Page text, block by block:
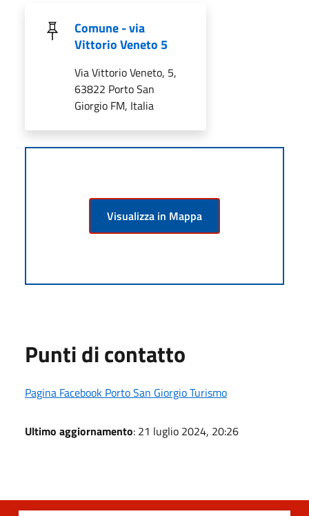
Comune - via
Vittorio Veneto 5
Via Vittorio Veneto, 5,
63822 Porto San
Giorgio FM, Italia
Visualizza in Mappa
Punti di contatto
Pagina Facebook Porto San Giorgio Turismo
Ultimo aggiornamento: 21 luglio 2024, 20:26